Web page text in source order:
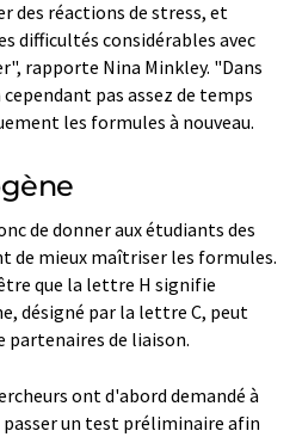
des réactions de stress, et
difficultés considérables avec
rapporte Nina Minkley. "Dans
pas assez de temps
les formules à nouveau.
de donner aux étudiants des
de mieux maîtriser les formules.
que la lettre H signifie
désigné par la lettre C, peut
partenaires de liaison.
ont d'abord demandé à
passer un test préliminaire afin